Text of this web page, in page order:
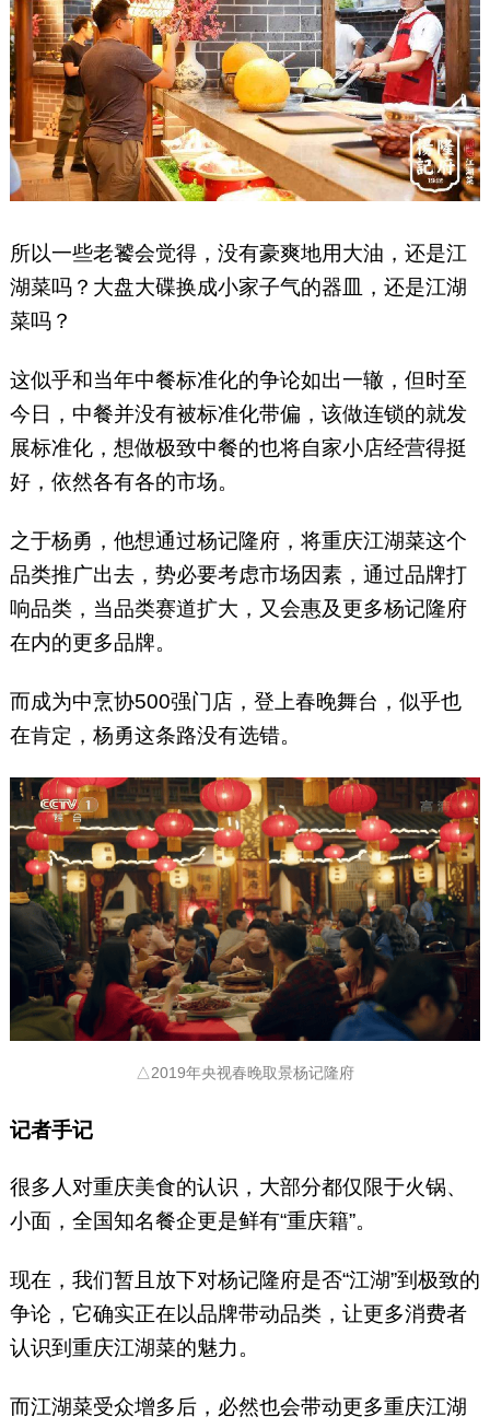
所以一些老饕会觉得，没有豪爽地用大油，还是江
湖菜吗？大盘大碟换成小家子气的器皿，还是江湖
菜吗？
这似乎和当年中餐标准化的争论如出一辙，但时至
今日，中餐并没有被标准化带偏，该做连锁的就发
展标准化，想做极致中餐的也将自家小店经营得挺
好，依然各有各的市场。
之于杨勇，他想通过杨记隆府，将重庆江湖菜这个
品类推广出去，势必要考虑市场因素，通过品牌打
响品类，当品类赛道扩大，又会惠及更多杨记隆府
在内的更多品牌。
而成为中烹协500强门店，登上春晚舞台，似乎也
在肯定，杨勇这条路没有选错。
△2019年央视春晚取景杨记隆府
记者手记
很多人对重庆美食的认识，大部分都仅限于火锅、
小面，全国知名餐企更是鲜有“重庆籍”。
现在，我们暂且放下对杨记隆府是否“江湖”到极致的
争论，它确实正在以品牌带动品类，让更多消费者
认识到重庆江湖菜的魅力。
而江湖菜受众增多后，必然也会带动更多重庆江湖